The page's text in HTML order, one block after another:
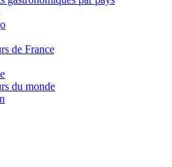
de France
du monde